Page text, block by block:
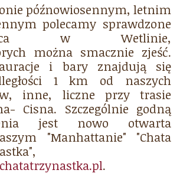
późnowiosennym, letnim
polecamy sprawdzone
w Wetlinie,
można smacznie zjeść.
i bary znajdują się
1 km od naszych
inne, liczne przy trasie
Cisna. Szczególnie godną
jest nowo otwarta
"Manhattanie" "Chata
.